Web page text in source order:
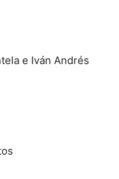
e Iván Andrés